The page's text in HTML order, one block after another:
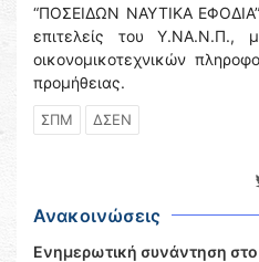
“ΠΟΣΕΙΔΩΝ ΝΑΥΤΙΚΑ
επιτελείς του Υ.ΝΑ.Ν.Π.,
οικονομικοτεχνικών
προμήθειας.
ΣΠΜ ΔΣΕΝ
Ανακοινώσεις
Ενημερωτική συνάντηση στο